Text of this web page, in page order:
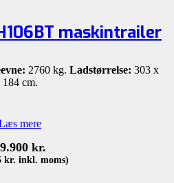
maskintrailer
2760 kg. Ladstørrelse: 303 x
184 cm.
mere
kr.
kr. inkl. moms)